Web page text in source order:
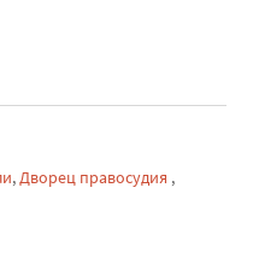
,Дворец правосудия ,